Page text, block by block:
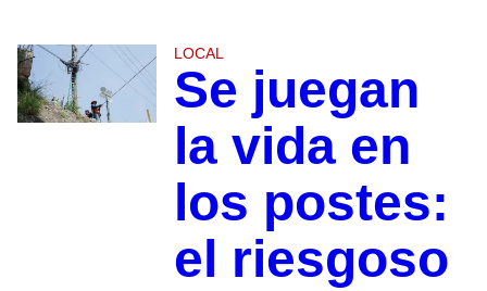
LOCAL
Se juegan
la vida en
los postes:
el riesgoso